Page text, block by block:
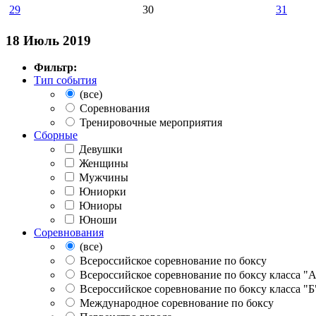
29
30 31
18 Июль 2019
Фильтр:
Тип события
(все)
Соревнования
Тренировочные мероприятия
Сборные
Девушки
Женщины
Мужчины
Юниорки
Юниоры
Юноши
Соревнования
(все)
Всероссийское соревнование по боксу
Всероссийское соревнование по боксу класса
Всероссийское соревнование по боксу класса
Международное соревнование по боксу